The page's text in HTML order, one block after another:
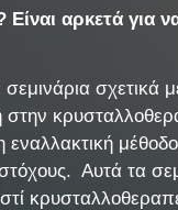
Είναι αρκετά για
σχετικά
στην
μέθοδο
Αυτά τα